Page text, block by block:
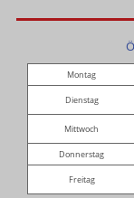
Montag
Dienstag
Mittwoch
Donnerstag
Freitag